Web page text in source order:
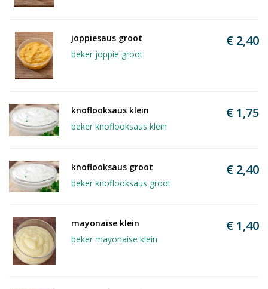
joppiesaus groot
beker joppie groot
€ 2,40
knoflooksaus klein
beker knoflooksaus klein
€ 1,75
knoflooksaus groot
beker knoflooksaus groot
€ 2,40
mayonaise klein
beker mayonaise klein
€ 1,40